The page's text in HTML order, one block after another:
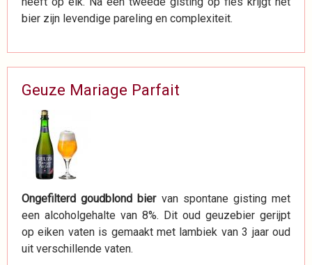
bier zijn levendige pareling en complexiteit.
Geuze Mariage Parfait
Ongefilterd goudblond biervan spontane gisting met
een alcoholgehalte van 8%. Dit oud geuzebier gerijpt
op eiken vaten is gemaakt met lambiek van 3 jaar oud
uit verschillende vaten.